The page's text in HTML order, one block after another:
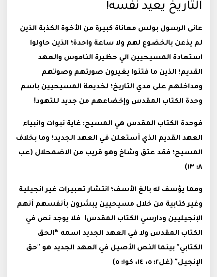
التاريخ يعيد نفسه!
عانى الرسول بولس معاناة كبيرة من الأخوة الكذبة الذين
لم يذعن بالخضوع لهم ولا ساعة واحدة؛ الذين حاولوا
استعادة المسيحيين الي حظيرة الناموس والعهد
القديم؛ الذين ما فتئوا يغيرون صورتهم وصوتهم
ومداخلهم على مدي التاريخ؛ لخديعة المسيحيين باسم
وحدة الكتاب المقدس وإخضاعهم من جديد للتهود!
فوحدة الكتاب المقدس هي المسيح: غاية نبوات وانبياء
العهد القديم الذي أستعلن في العهد الجديد؛ وما بخلاف
المسيح؛ فقد عتق وشاخ وهو قريب من الاضمحلال (عب
٨: ١٣)
ومما يؤسف له بالغ الأسف؛ انتشار تعبيرات غير انجيلية
وغير كتابية من خلال مسيحيين يبشرون بأنفسهم أنهم
الإنجيليين ودارسي الكتاب المقدس! فلا يوجد نص في
الكتاب المقدس ولا في العهد الجديد اسمه “الحق
الكتابي" بينما النص الأصيل في العهد الجديد هو "حق
الإنجيل" (غل٢: ٥، ١٤، كو١: ٥)